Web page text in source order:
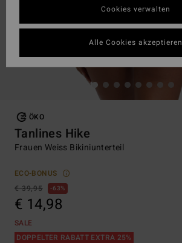
ÖKO
Tanlines Hike
Frauen Weiss Bikiniunterteil
ECO-BONUS
€ 39,95
63%
€ 14,98
SALE
DOPPELTER RABATT EXTRA 25%
Cookies verwalten
Alle Cookies akzeptieren